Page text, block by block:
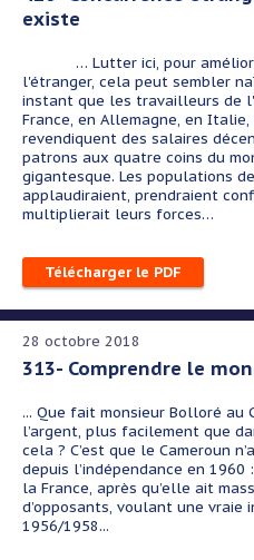
existe
… Lutter ici, pour
l'étranger, cela peut sembler
instant que les travailleurs de
France, en Allemagne, en
revendiquent des salaires
patrons aux quatre coins du
gigantesque. Les populations
applaudiraient, prendraient
multiplierait leurs forces…
Télécharger le PDF
28 octobre 2018
313- Comprendre le
... Que fait monsieur Bolloré au
l’argent, plus facilement que
cela ? C’est que le Cameroun
depuis l’indépendance en
la France, après qu’elle ait
d’opposants, voulant une vraie
1956/1958...